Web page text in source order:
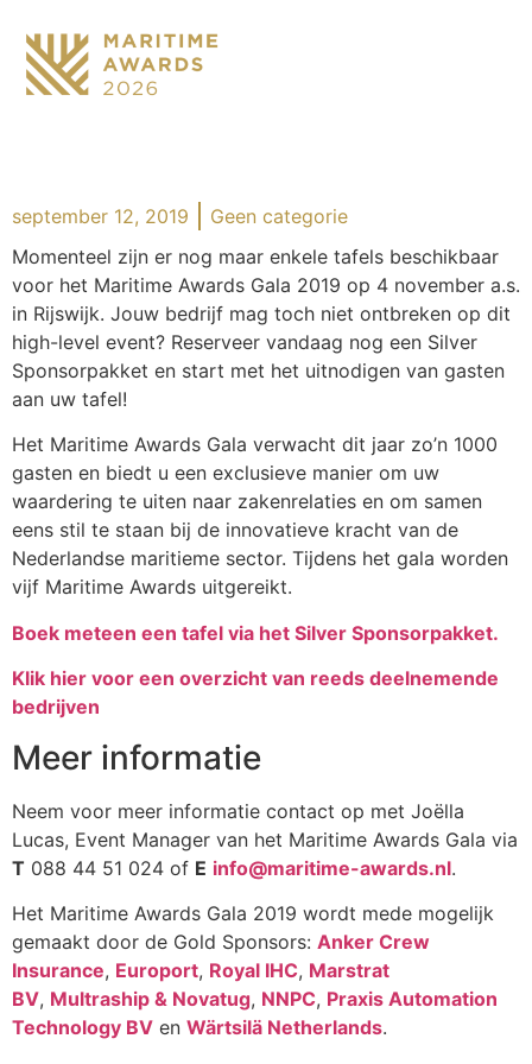
september 12, 2019
Geen categorie
Momenteel zijn er nog maar enkele tafels beschikbaar
voor het Maritime Awards Gala 2019 op 4 november a.s.
in Rijswijk. Jouw bedrijf mag toch niet ontbreken op dit
high-level event? Reserveer vandaag nog een Silver
Sponsorpakket en start met het uitnodigen van gasten
aan uw tafel!
Het Maritime Awards Gala verwacht dit jaar zo’n 1000
gasten en biedt u een exclusieve manier om uw
waardering te uiten naar zakenrelaties en om samen
eens stil te staan bij de innovatieve kracht van de
Nederlandse maritieme sector. Tijdens het gala worden
vijf Maritime Awards uitgereikt.
Boek meteen een tafel via het Silver Sponsorpakket.
Klik hier voor een overzicht van reeds deelnemende
bedrijven
Meer informatie
Neem voor meer informatie contact op met Joëlla
Lucas, Event Manager van het Maritime Awards Gala via
T 088 44 51 024 of E info@maritime-awards.nl.
Het Maritime Awards Gala 2019 wordt mede mogelijk
gemaakt door de Gold Sponsors: Anker Crew
Insurance, Europort, Royal IHC, Marstrat
BV, Multraship & Novatug, NNPC, Praxis Automation
Technology BV en Wärtsilä Netherlands.